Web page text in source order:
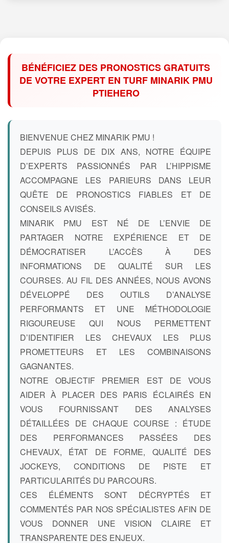
BÉNÉFICIEZ DES PRONOSTICS GRATUITS
DE VOTRE EXPERT EN TURF MINARIK PMU
PTIEHERO
BIENVENUE CHEZ MINARIK PMU !
DEPUIS PLUS DE DIX ANS, NOTRE ÉQUIPE
D’EXPERTS PASSIONNÉS PAR L’HIPPISME
ACCOMPAGNE LES PARIEURS DANS LEUR
QUÊTE DE PRONOSTICS FIABLES ET DE
CONSEILS AVISÉS.
MINARIK PMU EST NÉ DE L’ENVIE DE
PARTAGER NOTRE EXPÉRIENCE ET DE
DÉMOCRATISER L’ACCÈS À DES
INFORMATIONS DE QUALITÉ SUR LES
COURSES. AU FIL DES ANNÉES, NOUS AVONS
DÉVELOPPÉ DES OUTILS D’ANALYSE
PERFORMANTS ET UNE MÉTHODOLOGIE
RIGOUREUSE QUI NOUS PERMETTENT
D’IDENTIFIER LES CHEVAUX LES PLUS
PROMETTEURS ET LES COMBINAISONS
GAGNANTES.
NOTRE OBJECTIF PREMIER EST DE VOUS
AIDER À PLACER DES PARIS ÉCLAIRÉS EN
VOUS FOURNISSANT DES ANALYSES
DÉTAILLÉES DE CHAQUE COURSE : ÉTUDE
DES PERFORMANCES PASSÉES DES
CHEVAUX, ÉTAT DE FORME, QUALITÉ DES
JOCKEYS, CONDITIONS DE PISTE ET
PARTICULARITÉS DU PARCOURS.
CES ÉLÉMENTS SONT DÉCRYPTÉS ET
COMMENTÉS PAR NOS SPÉCIALISTES AFIN DE
VOUS DONNER UNE VISION CLAIRE ET
TRANSPARENTE DES ENJEUX.